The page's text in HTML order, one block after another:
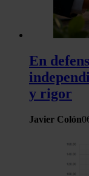
En
y rigor
Javier Colón